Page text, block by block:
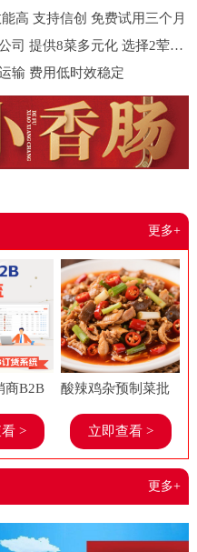
180g
高 支持信创 免费试用三个月
惠州市饭堂外包 味莱餐饮管理公司 提供8菜多元化 选择2荤1素汤米饭
输 费用低时效稳定
更多+
商B2B
品进销
管理系
>
酸辣鸡杂预制菜批
发美味春工厂老牌
子饭店餐饮店商用
立即查看 >
更多+